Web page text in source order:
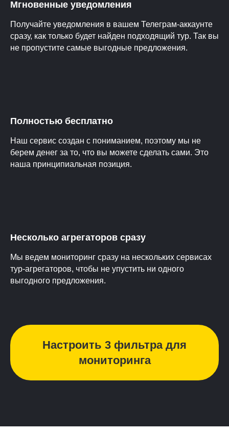
Мгновенные уведомления
Получайте уведомления в вашем Телеграм-аккаунте
сразу, как только будет найден подходящий тур. Так вы
не пропустите самые выгодные предложения.
Полностью бесплатно
Наш сервис создан с пониманием, поэтому мы не
берем денег за то, что вы можете сделать сами. Это
наша принципиальная позиция.
Несколько агрегаторов сразу
Мы ведем мониторинг сразу на нескольких сервисах
тур-агрегаторов, чтобы не упустить ни одного
выгодного предложения.
Настроить 3 фильтра для
мониторинга